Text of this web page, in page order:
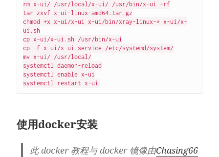
rm x-ui/ /usr/local/x-ui/ /usr/bin/x-ui -rf
tar zxvf x-ui-linux-amd64.tar.gz
chmod +x x-ui/x-ui x-ui/bin/xray-linux-* x-ui/x-
ui.sh
cp x-ui/x-ui.sh /usr/bin/x-ui
cp -f x-ui/x-ui.service /etc/systemd/system/
mv x-ui/ /usr/local/
systemctl daemon-reload
systemctl enable x-ui
使用docker安装
此 docker 教程与 docker 镜像由Chasing66